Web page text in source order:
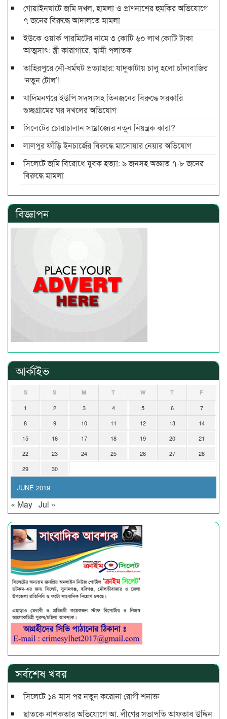
গোয়াইনঘাটে জমি দখল, হামলা ও প্রাণনাশের হুমকির অভিযোগে
৭ জনের বিরুদ্ধে আদালতে মামলা
ইউকে ওয়ার্ক পারমিটের নামে ৩ কোটি ৬০ লাখ কোটি টাকা
আত্মসাৎ: স্ত্রী কারাগারে, স্বামী পলাতক
তাহিরপুরে নৌ-ধর্মঘট প্রত্যাহার: যাদুকাটায় চালু হলো চাঁদাবাজির
‘নতুন টোল’!
খাদিমনগরে ইউপি সদস্যসহ তিনজনের বিরুদ্ধে সরকারি
গুচ্ছগ্রামের ঘর দখলের অভিযোগ
সিলেটের চোরাচালান সাম্রাজ্যের নতুন নিয়ন্ত্রক কারা?
লালপুর ফাঁড়ি ইনচার্জের বিরুদ্ধে মাসোয়ার নেয়ার অভিযোগ
সিলেটে জমি বিরোধে যুবক হত্যা: ৯ জনসহ অজ্ঞাত ৭-৮ জনের
বিরুদ্ধে মামলা
বিজ্ঞাপন
আর্কাইভ
JUNE 2019
S S M T W T F
1 2 3 4 5 6
7
8
9 10 11 12 13
14
15
16 17 18 19 20
21
22
23 24 25 26 27
28
29
30
« May Jul »
সর্বশেষ খবর
সিলেটে ১৪ মাস পর নতুন করোনা রোগী শনাক্ত
ছাতকে নাশকতার অভিযোগে আ. লীগের সভাপ‌তি আফতাব উদ্দিন